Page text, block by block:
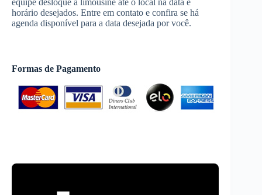
equipe desloque a limousine até o local na data e
horário desejados. Entre em contato e confira se há
agenda disponível para a data desejada por você.
Formas de Pagamento